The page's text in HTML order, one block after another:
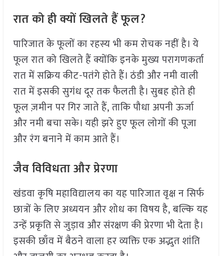
रात को ही क्यों खिलते हैं फूल?
पारिजात के फूलों का रहस्य भी कम रोचक नहीं है। ये
फूल रात को खिलते हैं क्योंकि इनके मुख्य परागणकर्ता
रात में सक्रिय कीट-पतंगे होते हैं। ठंडी और नमी वाली
रात में इसकी सुगंध दूर तक फैलती है। सुबह होते ही
फूल ज़मीन पर गिर जाते हैं, ताकि पौधा अपनी ऊर्जा
और नमी बचा सके। यही झरे हुए फूल लोगों की पूजा
और रंग बनाने में काम आते हैं।
जैव विविधता और प्रेरणा
खंडवा कृषि महाविद्यालय का यह पारिजात वृक्ष न सिर्फ
छात्रों के लिए अध्ययन और शोध का विषय है, बल्कि यह
उन्हें प्रकृति से जुड़ाव और संरक्षण की प्रेरणा भी देता है।
इसकी छाँव में बैठने वाला हर व्यक्ति एक अद्भुत शांति